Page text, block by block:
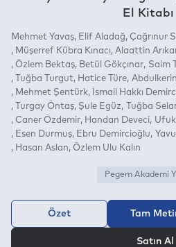
El Kitabı
Mehmet Yavaş Elif Aladağ Çağrınur
Müşerref Kübra Kınacı Alaattin
Özlem Bektaş
Betül Gökçınar Saim
Tuğba Turgut
Hatice Türe
Mehmet Şentürk
İsmail Hakkı
Turgay Öntaş Şule Egüz Tuğba
Caner Özdemir
Handan Deveci
Esen Durmuş
Ebru Demircioğlu
Hasan Aslan
Özlem Ulu Kalın
Pegem Akademi
Özet Tam
Satın Al